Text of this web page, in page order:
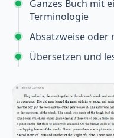
Ganzes Buch mit
Terminologie
Absatzweise oder
Übersetzen und